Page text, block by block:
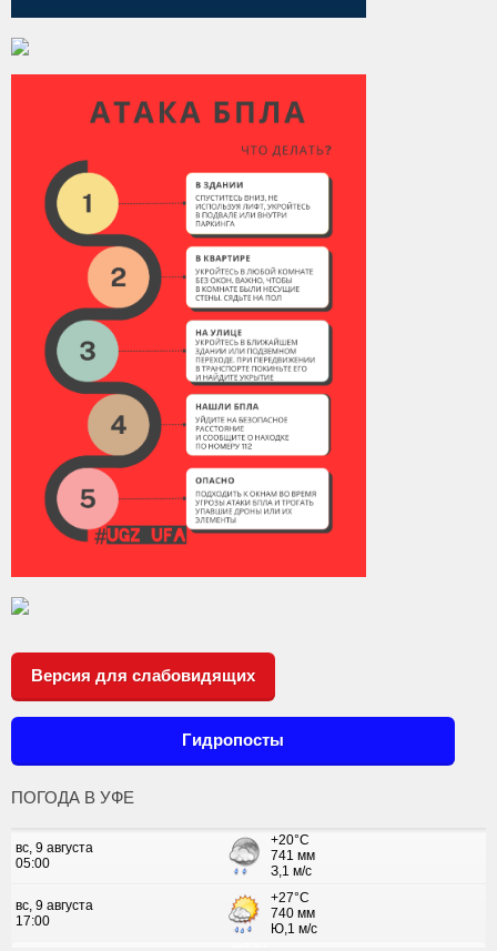
Версия для слабовидящих
Гидропосты
ПОГОДА В УФЕ